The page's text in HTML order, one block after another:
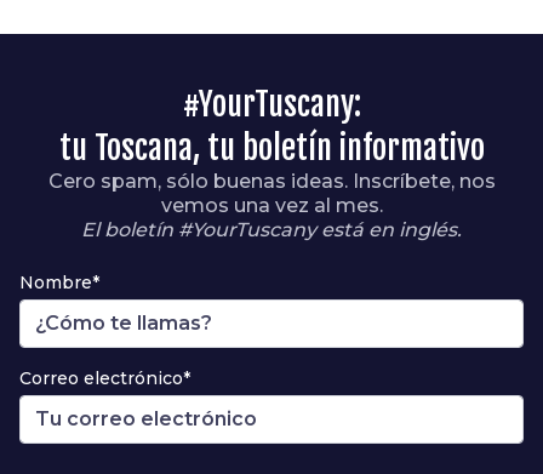
#YourTuscany:
tu Toscana, tu boletín informativo
Cero spam, sólo buenas ideas. Inscríbete, nos
vemos una vez al mes.
El boletín #YourTuscany está en inglés.
Nombre*
Correo electrónico*